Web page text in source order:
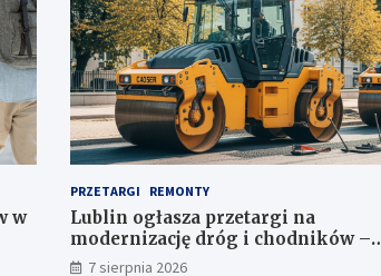
w
PRZETARGI REMONTY
Lublin ogłasza przetargi na
modernizację dróg i chodników –
inwestycje czekają na oferty
7 sierpnia 2026